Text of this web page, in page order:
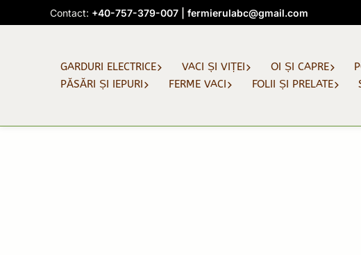
to
Contact: +40-757-379-007 fermierulabc@gmail.com
GARDURI ELECTRICE VACI ȘI VIȚEI OI ȘI CAPRE
PĂSĂRI ȘI IEPURI
FERME VACI FOLII ȘI PRELATE